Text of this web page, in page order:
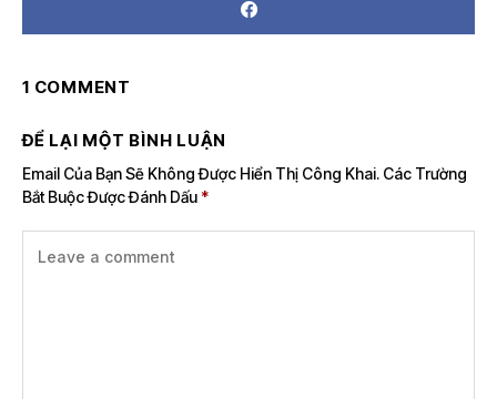
1 COMMENT
ĐỂ LẠI MỘT BÌNH LUẬN
Email Của Bạn Sẽ Không Được Hiển Thị Công Khai. Các Trường
Bắt Buộc Được Đánh Dấu *